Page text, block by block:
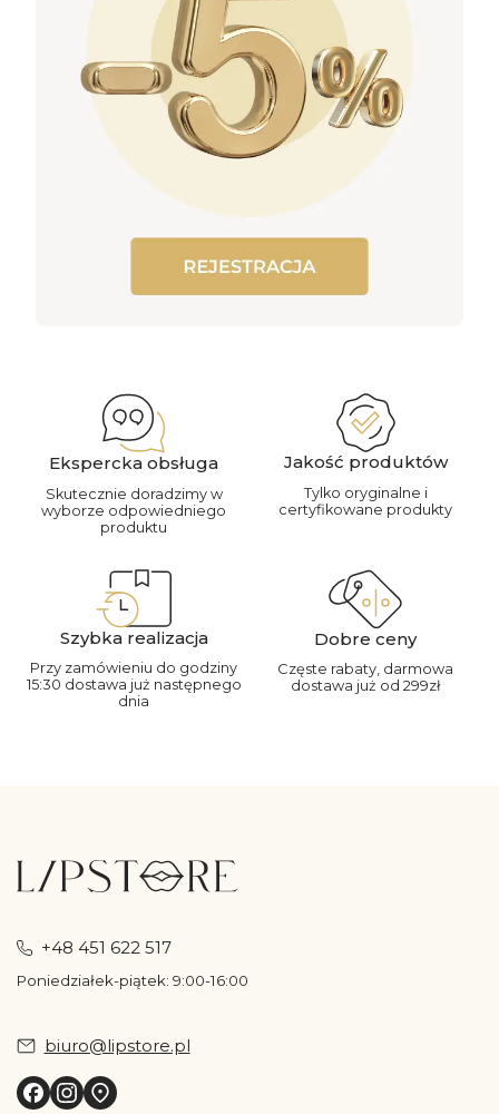
Ekspercka obsługa
Skutecznie doradzimy w
wyborze odpowiedniego
produktu
Jakość produktów
Tylko oryginalne i
certyfikowane produkty
Szybka realizacja
Przy zamówieniu do godziny
15:30 dostawa już następnego
dnia
Dobre ceny
Częste rabaty, darmowa
dostawa już od 299zł
+48 451 622 517
Poniedziałek-piątek: 9:00-16:00
biuro@lipstore.pl